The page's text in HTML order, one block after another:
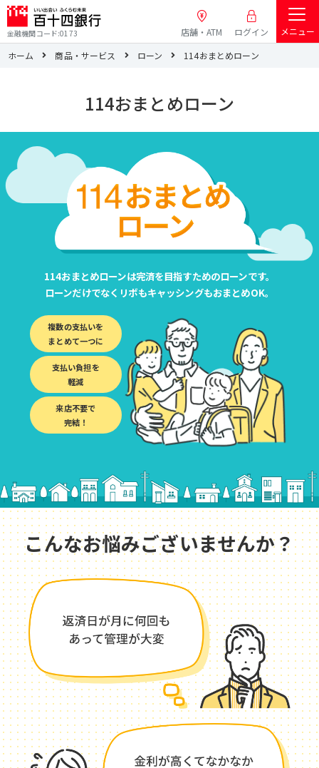
金融機関コード:0173 店舗・ATM ログイン
メニュー
ホーム
商品・サービス ローン 114おまとめローン
114おまとめローン
114おまとめローンは完済を目指すためのローンです。
ローンだけでなくリボもキャッシングもおまとめOK。
複数の支払いを
まとめて一つに
支払い負担を
軽減
来店不要で
完結！
こんなお悩みございませんか？